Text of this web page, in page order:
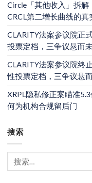
Circle「其他收入」拆解
CRCL第二增长曲线的真
CLARITY法案参议院正
投票定档，三争议悬而
CLARITY法案参议院终
性投票定档，三争议悬
XRPL隐私修正案瞄准
何为机构合规留后门
搜索